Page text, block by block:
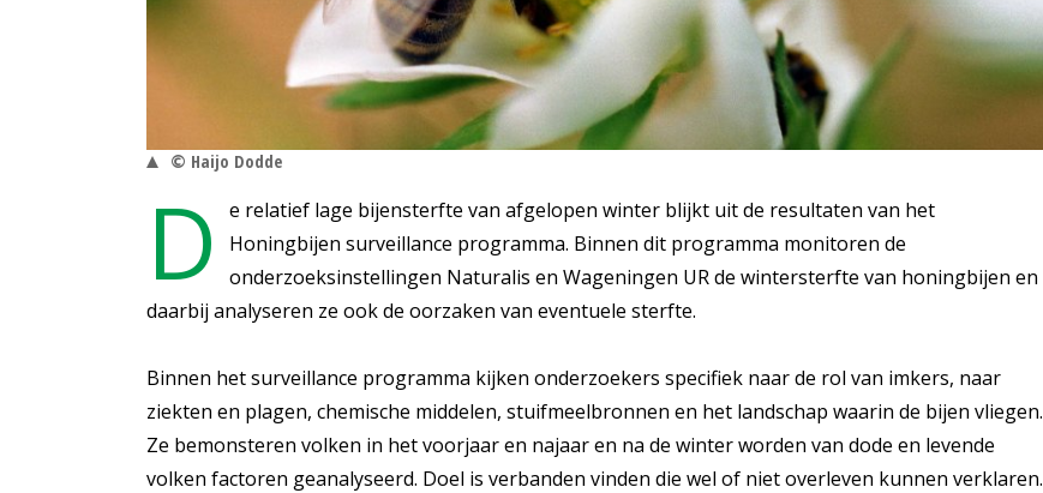
© Haijo Dodde
D
e relatief lage bijensterfte van afgelopen winter blijkt uit de resultaten van het
Honingbijen surveillance programma. Binnen dit programma monitoren de
onderzoeksinstellingen Naturalis en Wageningen UR de wintersterfte van honingbijen en
daarbij analyseren ze ook de oorzaken van eventuele sterfte.
Binnen het surveillance programma kijken onderzoekers specifiek naar de rol van imkers, naar
ziekten en plagen, chemische middelen, stuifmeelbronnen en het landschap waarin de bijen vliegen.
Ze bemonsteren volken in het voorjaar en najaar en na de winter worden van dode en levende
volken factoren geanalyseerd. Doel is verbanden vinden die wel of niet overleven kunnen verklaren.